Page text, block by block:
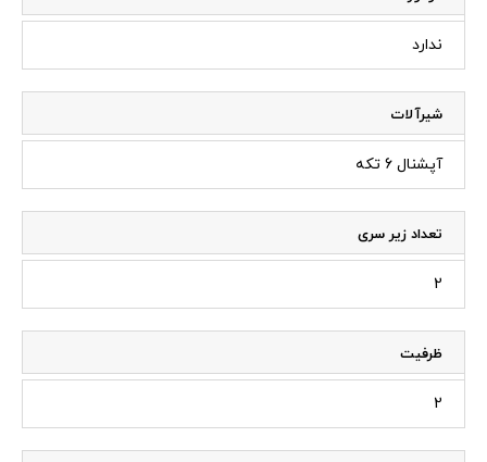
ندارد
شیرآلات
آپشنال 6 تکه
تعداد زیر سری
2
ظرفیت
2